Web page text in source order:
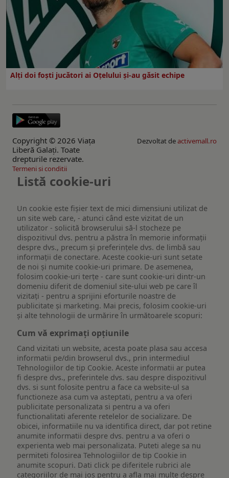
Alți doi foști jucători ai Oțelului și-au găsit echipe
Copyright © 2026 Viaţa
Liberă Galaţi. Toate
drepturile rezervate.
Dezvoltat deactivemall.ro
Termeni si conditii
Listă cookie-uri
Un cookie este fişier text de mici dimensiuni utilizat de
un site web care, - atunci când este vizitat de un
utilizator - solicită browserului să-l stocheze pe
dispozitivul dvs. pentru a păstra în memorie informații
despre dvs., precum și preferințele dvs. de limbă sau
informații de conectare. Aceste cookie-uri sunt setate
de noi și numite cookie-uri primare. De asemenea,
folosim cookie-uri terțe - care sunt cookie-uri dintr-un
domeniu diferit de domeniul site-ului web pe care îl
vizitați - pentru a sprijini eforturile noastre de
publicitate și marketing. Mai precis, folosim cookie-uri
și alte tehnologii de urmărire în următoarele scopuri:
Cum vă exprimați opțiunile
Cand vizitati un website, acesta poate plasa sau accesa
informatii pe/din browserul dvs., prin intermediul
Tehnologiilor de tip Cookie. Aceste informatii ar putea
fi despre dvs., preferintele dvs. sau despre dispozitivul
dvs. si sunt folosite pentru a face ca website-ul sa
functioneze asa cum va asteptati, pentru a va oferi
publicitate personalizata si pentru a va oferi
functionalitati aferente retelelor de socializare. De
obicei, informatiile nu va identifica direct, dar pot retine
anumite informatii despre dvs. pentru a va oferi o
experienta web mai personalizata. Puteti alege sa nu
permiteti folosirea Tehnologiilor de tip Cookie in
anumite scopuri. Dati click pe diferitele rubrici ale
categoriilor de mai jos pentru a afla mai multe despre